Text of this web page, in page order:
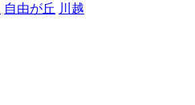
自由が丘 川越